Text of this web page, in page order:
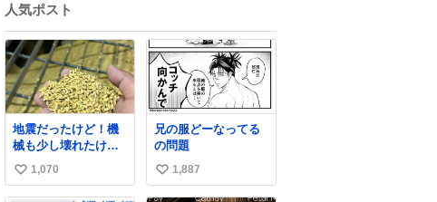
人気ポスト
地震だったけど！機
械も少し壊れたけ
ど！！稲刈り開始
や！！！🌾 米食べて
ね！！！！！www た
い
い
1,070
兄の服どーなってる
の問題
い
い
1,887